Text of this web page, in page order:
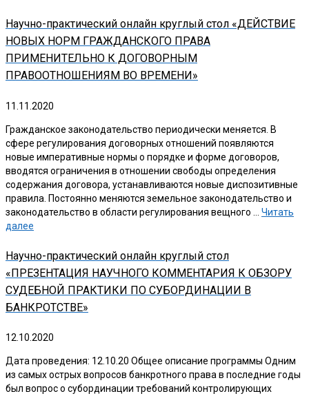
Научно-практический онлайн круглый стол «ДЕЙСТВИЕ
НОВЫХ НОРМ ГРАЖДАНСКОГО ПРАВА
ПРИМЕНИТЕЛЬНО К ДОГОВОРНЫМ
ПРАВООТНОШЕНИЯМ ВО ВРЕМЕНИ»
11.11.2020
Гражданское законодательство периодически меняется. В
сфере регулирования договорных отношений появляются
новые императивные нормы о порядке и форме договоров,
вводятся ограничения в отношении свободы определения
содержания договора, устанавливаются новые диспозитивные
правила. Постоянно меняются земельное законодательство и
законодательство в области регулирования вещного … Читать
далее
Научно-практический онлайн круглый стол
«ПРЕЗЕНТАЦИЯ НАУЧНОГО КОММЕНТАРИЯ К ОБЗОРУ
СУДЕБНОЙ ПРАКТИКИ ПО СУБОРДИНАЦИИ В
БАНКРОТСТВЕ»
12.10.2020
Дата проведения: 12.10.20 Общее описание программы Одним
из самых острых вопросов банкротного права в последние годы
был вопрос о субординации требований контролирующих